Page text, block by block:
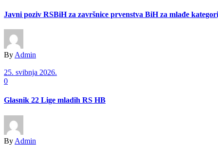
Javni poziv RSBiH za završnice prvenstva BiH za mlađe
By Admin
25. svibnja 2026.
0
Glasnik 22 Lige mladih RS HB
By Admin